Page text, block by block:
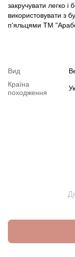
закручувати легко
використовувати з
п'яльцями ТМ
Вид
Країна
походження